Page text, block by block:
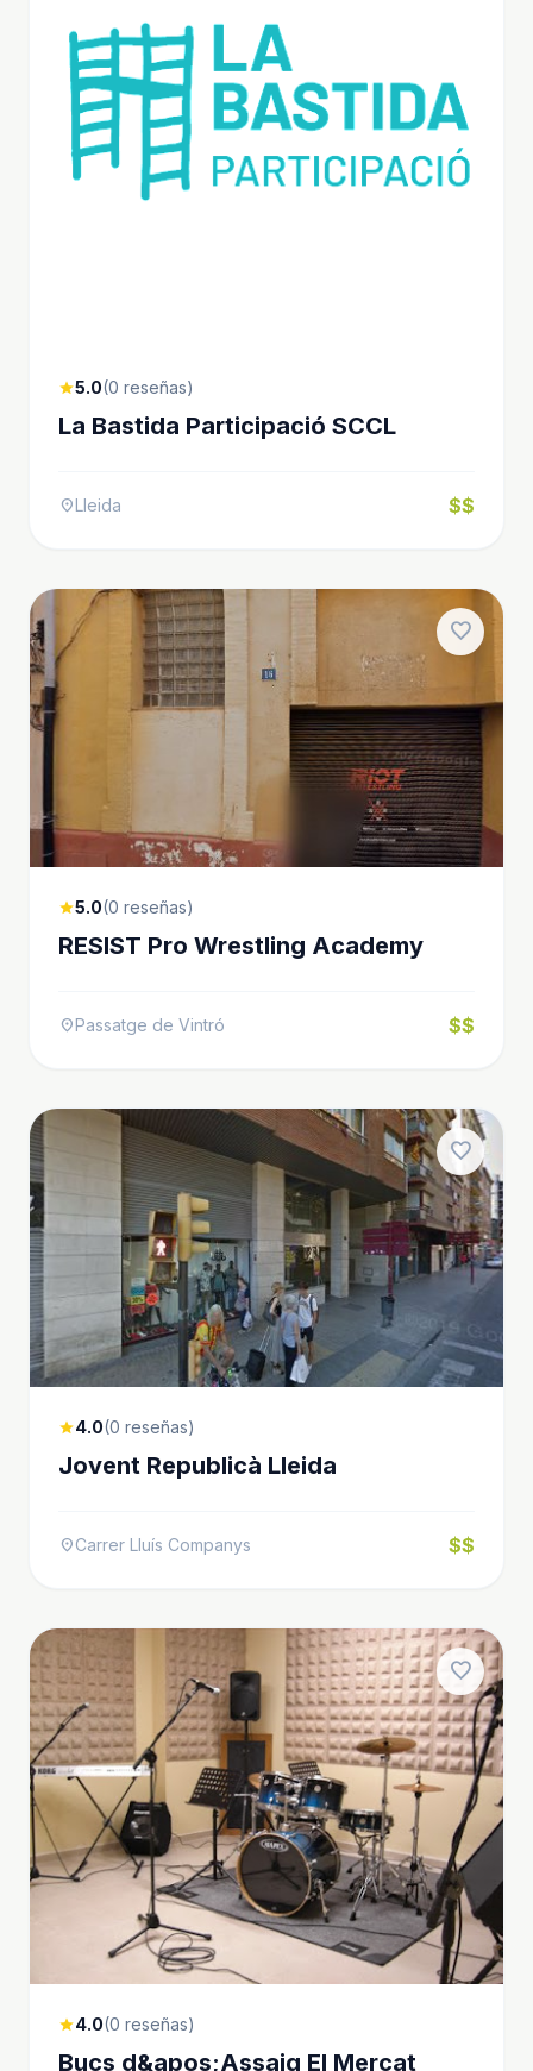
star5.0(0 reseñas)
La Bastida Participació SCCL
location_onLleida $$
favorite
star5.0(0 reseñas)
RESIST Pro Wrestling Academy
location_onPassatge de Vintró $$
favorite
star4.0(0 reseñas)
Jovent Republicà Lleida
location_onCarrer Lluís Companys $$
favorite
star4.0(0 reseñas)
Bucs d&apos;Assaig El Mercat